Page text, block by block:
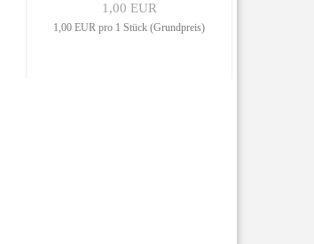
1,00 EUR
1,00 EUR pro 1 Stück (Grundpreis)